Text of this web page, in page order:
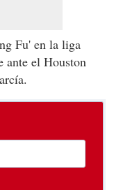
Fu' en la liga
ante el Houston